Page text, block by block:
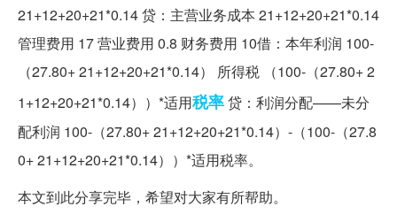
21+12+20+21*0.14 贷：主营业务成本 21+12+20+21*0.14
管理费用 17 营业费用 0.8 财务费用 10借：本年利润 100-
（27.80+ 21+12+20+21*0.14） 所得税 （100-（27.80+ 2
1+12+20+21*0.14））*适用税率贷：利润分配——未分
配利润 100-（27.80+ 21+12+20+21*0.14）-（100-（27.8
0+ 21+12+20+21*0.14））*适用税率。
本文到此分享完毕，希望对大家有所帮助。